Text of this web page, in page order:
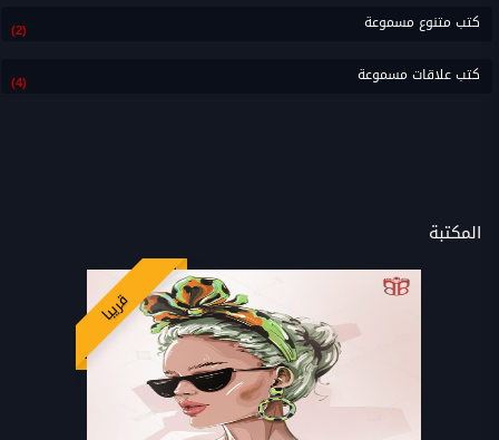
كتب متنوع مسموعة (2)
كتب علاقات مسموعة (4)
المكتبة
قريبا